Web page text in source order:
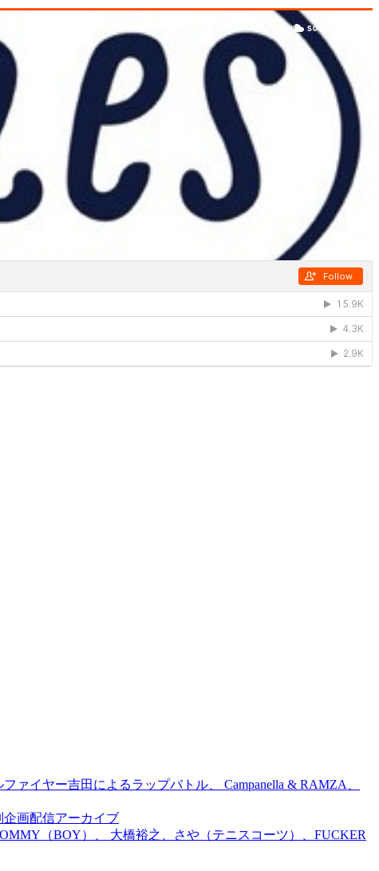
ァイヤー吉田によるラップバトル、 Campanella & RAMZA、
企画配信アーカイブ
（BOY）、 大橋裕之、さや（テニスコーツ）、FUCKER